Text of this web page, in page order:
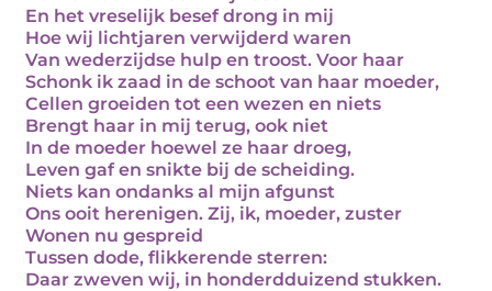
En het vreselijk besef drong in mij
Hoe wij lichtjaren verwijderd waren
Van wederzijdse hulp en troost. Voor haar
Schonk ik zaad in de schoot van haar moeder,
Cellen groeiden tot een wezen en niets
Brengt haar in mij terug, ook niet
In de moeder hoewel ze haar droeg,
Leven gaf en snikte bij de scheiding.
Niets kan ondanks al mijn afgunst
Ons ooit herenigen. Zij, ik, moeder, zuster
Wonen nu gespreid
Tussen dode, flikkerende sterren:
Daar zweven wij, in honderdduizend stukken.